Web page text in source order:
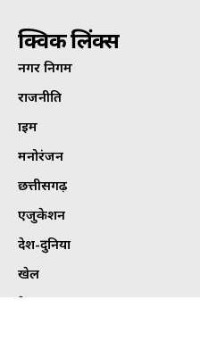
क्विक लिंक्स
नगर निगम
राजनीति
क्राइम
मनोरंजन
छत्तीसगढ़
एजुकेशन
देश-दुनिया
खेल
हेल्थ